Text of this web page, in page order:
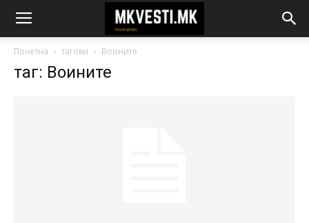
Почетна тагови Воините
таг: Воините